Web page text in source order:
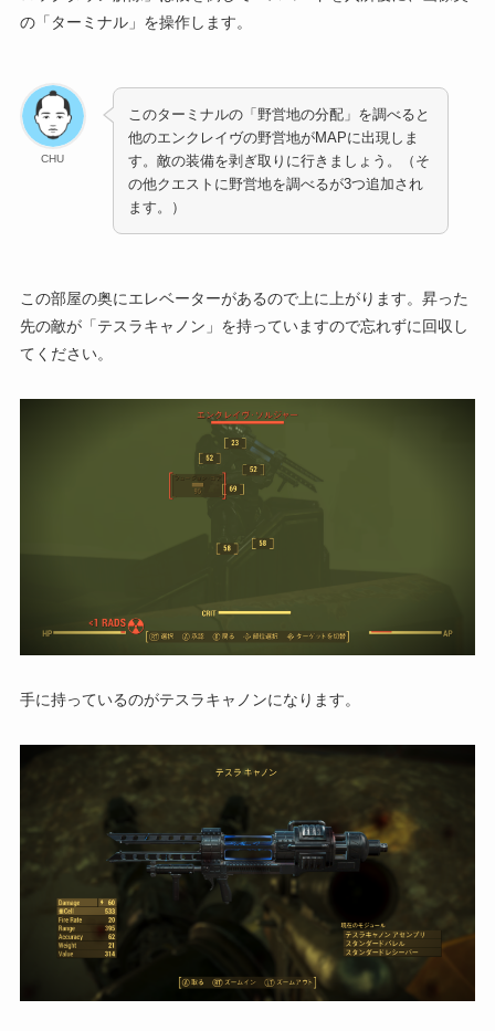
の「ターミナル」を操作します。
CHU
このターミナルの「野営地の分配」を調べると
他のエンクレイヴの野営地がMAPに出現しま
す。敵の装備を剥ぎ取りに行きましょう。（そ
の他クエストに野営地を調べるが3つ追加され
ます。）
この部屋の奥にエレベーターがあるので上に上がります。昇った
先の敵が「テスラキャノン」を持っていますので忘れずに回収し
てください。
手に持っているのがテスラキャノンになります。